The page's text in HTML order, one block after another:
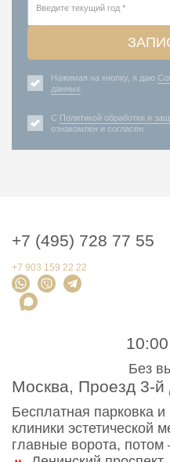
Нажимая на кнопку, я даю
данных
С Политикой обработки и
ознакомлен и согласен
+7 (495) 728 77 55
+7 903 159 22 22
Без
Москва, Проезд 3-й
Бесплатная парковка
клиники эстетической
главные ворота,